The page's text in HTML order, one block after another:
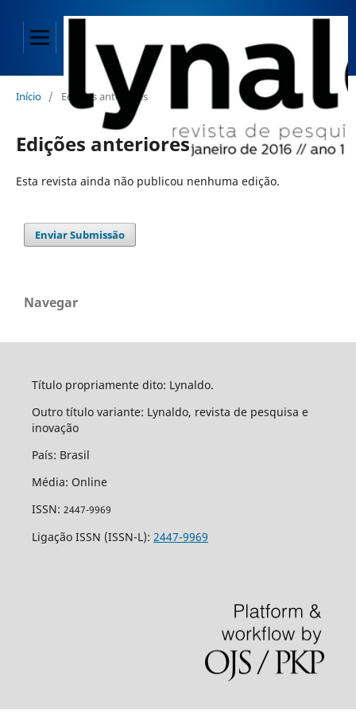
Início / Edições anteriores
Edições anteriores
Esta revista ainda não publicou nenhuma edição.
Enviar Submissão
Navegar
Título propriamente dito: Lynaldo.
Outro título variante: Lynaldo, revista de pesquisa e
inovação
País: Brasil
Média: Online
ISSN: 2447-9969
Ligação ISSN (ISSN-L): 2447-9969